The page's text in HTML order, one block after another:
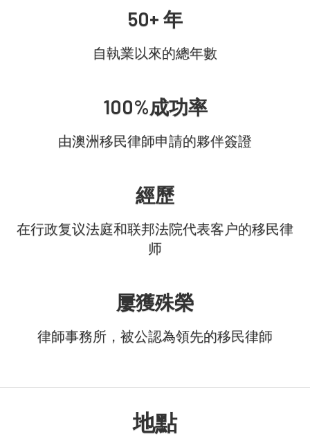
50+ 年
自執業以來的總年數
100%成功率
由澳洲移民律師申請的夥伴簽證
經歷
在行政复议法庭和联邦法院代表客户的移民律
师
屢獲殊榮
律師事務所，被公認為領先的移民律師
地點